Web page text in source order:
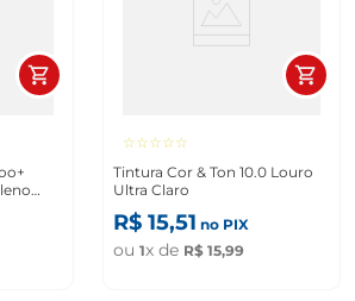
☆☆☆☆☆
Tintura Cor & Ton 10.0 Louro
Ultra Claro
R$ 15,51 no PIX
ou 1x de R$ 15,99